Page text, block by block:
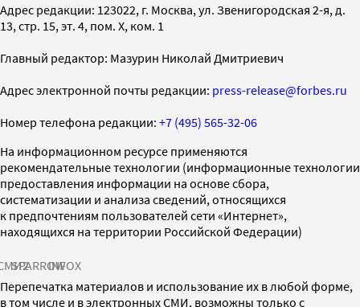
Адрес редакции: 123022, г. Москва, ул. Звенигородская 2-я, д.
13, стр. 15, эт. 4, пом. X, ком. 1
Главный редактор: Мазурин Николай Дмитриевич
Адрес электронной почты редакции: press-release@forbes.ru
Номер телефона редакции: +7 (495) 565-32-06
На информационном ресурсе применяются
рекомендательные технологии (информационные технологии
предоставления информации на основе сбора,
систематизации и анализа сведений, относящихся
к предпочтениям пользователей сети «Интернет»,
находящихся на территории Российской Федерации)
SPARROWINFOX
Перепечатка материалов и использование их в любой форме,
в том числе и в электронных СМИ, возможны только с